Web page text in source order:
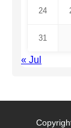
24
31
« Jul